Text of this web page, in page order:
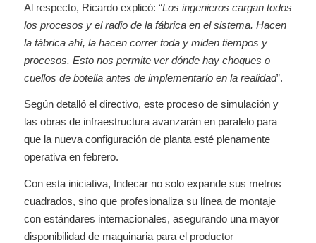
Al respecto, Ricardo explicó: “Los ingenieros cargan todos
los procesos y el radio de la fábrica en el sistema. Hacen
la fábrica ahí, la hacen correr toda y miden tiempos y
procesos. Esto nos permite ver dónde hay choques o
cuellos de botella antes de implementarlo en la realidad”.
Según detalló el directivo, este proceso de simulación y
las obras de infraestructura avanzarán en paralelo para
que la nueva configuración de planta esté plenamente
operativa en febrero.
Con esta iniciativa, Indecar no solo expande sus metros
cuadrados, sino que profesionaliza su línea de montaje
con estándares internacionales, asegurando una mayor
disponibilidad de maquinaria para el productor